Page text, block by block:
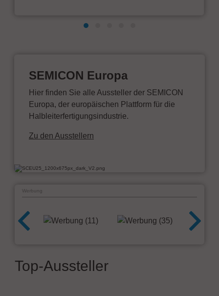
SEMICON Europa
Hier finden Sie alle Aussteller der SEMICON
Europa, der europäischen Plattform für die
Halbleiterfertigungsindustrie.
Zu den Ausstellern
Werbung
Top-Aussteller